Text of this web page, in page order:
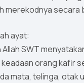
merekodnya secara
ayat:
SWT
orang kafir
mata, telinga, otak